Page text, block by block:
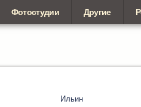
Фотостудии Другие
Ильин